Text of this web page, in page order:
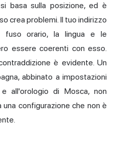
basa sulla posizione, ed è
crea problemi. Il tuo indirizzo
fuso orario, la lingua e le
essere coerenti con esso.
è evidente. Un
abbinato a impostazioni
all'orologio di Mosca, non
configurazione che non è